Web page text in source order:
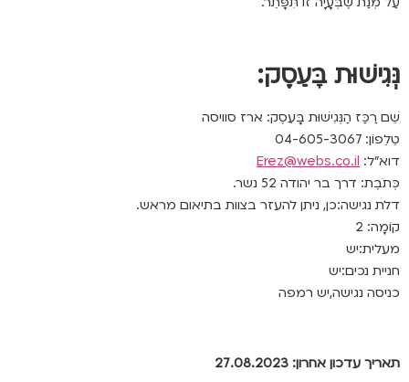
נְּגִישׁוּת בָּעֵסֶק:
שֵׁם רַכַּז הַנְּגִישׁוּת בָּעֵסֶק: ארז סוויסה
טֵלֵפוֹן: 04-605-3067
דוא”ל: Erez@webs.co.il
כְּתֹבֶת: דרך בר יהודה 52 נשר.
דלת נגישה:כן, ניתן להעזר בצוות בתיאום מראש.
קוֹמָה: 2
מעלית:יש
חניית נכים:יש
כניסה נגישה,יש רמפה
תאריך עדכון אחרון: 27.08.2023